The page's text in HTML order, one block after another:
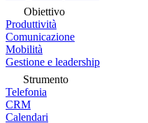
Obiettivo
Produttività
Comunicazione
Mobilità
Gestione e leadership
Strumento
Telefonia
CRM
Calendari